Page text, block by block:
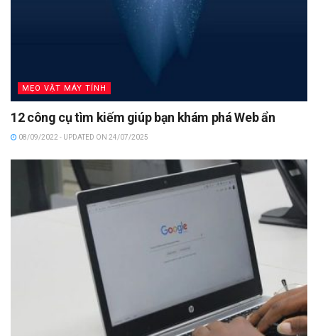
MẸO VẶT MÁY TÍNH
12 công cụ tìm kiếm giúp bạn khám phá Web ẩn
08/09/2022 - UPDATED ON 24/07/2025